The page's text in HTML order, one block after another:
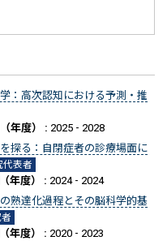
：高次認知における予測・推
年度） : 2025 - 2028
探る：自閉症者の診療場面に
代表者
年度） : 2024 - 2024
熟達化過程とその脳科学的基
年度） : 2020 - 2023